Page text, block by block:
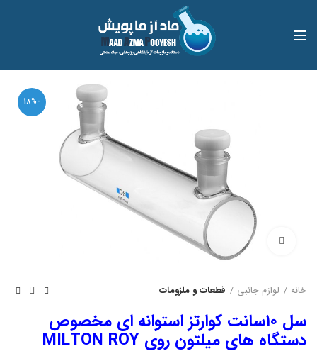
-18%
بزرگنمایی تصویر
خانه لوازم جانبی قطعات و ملزومات
سل ۱۰سانت کوارتز استوانه ای مخصوص
دستگاه های میلتون روی MILTON ROY